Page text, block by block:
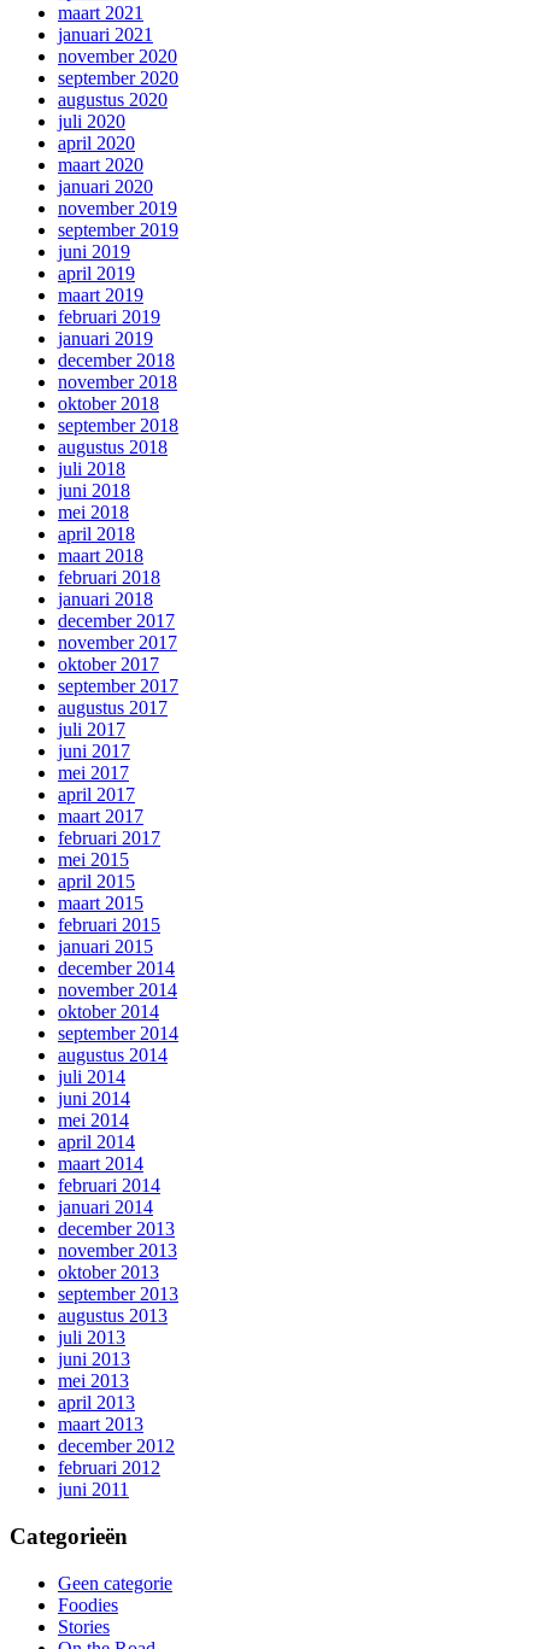
maart 2021
januari 2021
november 2020
september 2020
augustus 2020
juli 2020
april 2020
maart 2020
januari 2020
november 2019
september 2019
juni 2019
april 2019
maart 2019
februari 2019
januari 2019
december 2018
november 2018
oktober 2018
september 2018
augustus 2018
juli 2018
juni 2018
mei 2018
april 2018
maart 2018
februari 2018
januari 2018
december 2017
november 2017
oktober 2017
september 2017
augustus 2017
juli 2017
juni 2017
mei 2017
april 2017
maart 2017
februari 2017
mei 2015
april 2015
maart 2015
februari 2015
januari 2015
december 2014
november 2014
oktober 2014
september 2014
augustus 2014
juli 2014
juni 2014
mei 2014
april 2014
maart 2014
februari 2014
januari 2014
december 2013
november 2013
oktober 2013
september 2013
augustus 2013
juli 2013
juni 2013
mei 2013
april 2013
maart 2013
december 2012
februari 2012
juni 2011
Categorieën
Geen categorie
Foodies
Stories